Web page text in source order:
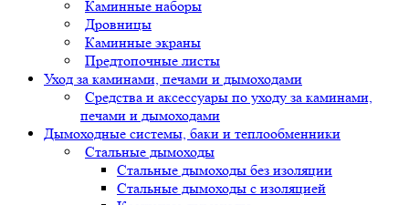
Каминные наборы
Дровницы
Каминные экраны
Предтопочные листы
Уход за каминами, печами и дымоходами
Средства и аксессуары по уходу за каминами,
печами и дымоходами
Дымоходные системы, баки и теплообменники
Стальные дымоходы
Стальные дымоходы без изоляции
Стальные дымоходы с изоляцией